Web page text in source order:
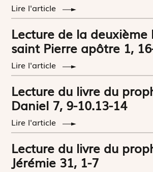
Lire l'article
Lecture de la
saint Pierre apôtre 1,
Lire l'article
Lecture du livre du
Daniel 7, 9-10.13-14
Lire l'article
Lecture du livre du
Jérémie 31, 1-7